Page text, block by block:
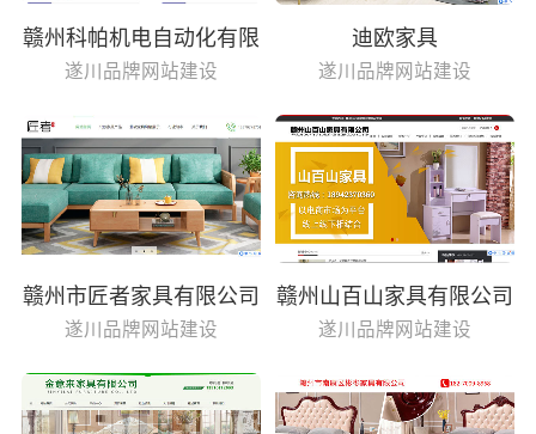
赣州科帕机电自动化有限
公司
遂川品牌网站建设
迪欧家具
遂川品牌网站建设
赣州市匠者家具有限公司
遂川品牌网站建设
赣州山百山家具有限公司
遂川品牌网站建设